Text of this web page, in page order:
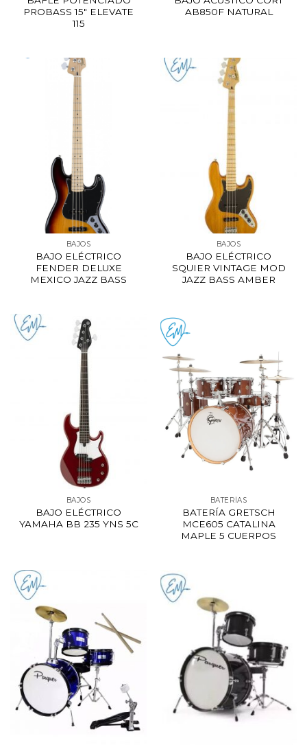
PROBASS 15″ ELEVATE
115
AB850F NATURAL
BAJOS
BAJO ELÉCTRICO
FENDER DELUXE
MEXICO JAZZ BASS
BAJOS
BAJO ELÉCTRICO
SQUIER VINTAGE MOD
JAZZ BASS AMBER
BAJOS
BAJO ELÉCTRICO
YAMAHA BB 235 YNS 5C
BATERÍAS
BATERÍA GRETSCH
MCE605 CATALINA
MAPLE 5 CUERPOS